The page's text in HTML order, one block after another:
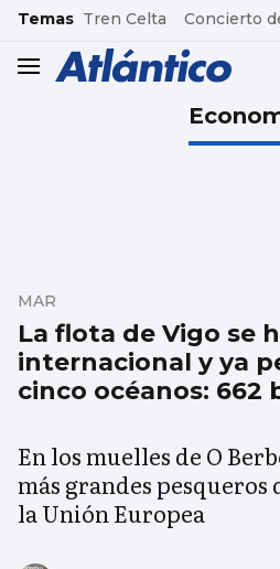
common.go-to-content
Temas Tren Celta Concierto
header.menu.open
La flota de Vigo se
internacional y ya
cinco océanos: 662
MAR
En los muelles de O
más grandes pesqueros
la Unión Europea